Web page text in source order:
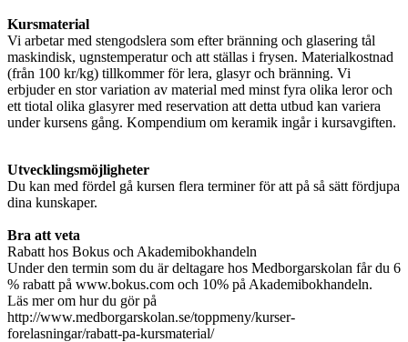
Kursmaterial
Vi arbetar med stengodslera som efter bränning och glasering tål
maskindisk, ugnstemperatur och att ställas i frysen. Materialkostnad
(från 100 kr/kg) tillkommer för lera, glasyr och bränning. Vi
erbjuder en stor variation av material med minst fyra olika leror och
ett tiotal olika glasyrer med reservation att detta utbud kan variera
under kursens gång. Kompendium om keramik ingår i kursavgiften.
Utvecklingsmöjligheter
Du kan med fördel gå kursen flera terminer för att på så sätt fördjupa
dina kunskaper.
Bra att veta
Rabatt hos Bokus och Akademibokhandeln
Under den termin som du är deltagare hos Medborgarskolan får du 6
% rabatt på www.bokus.com och 10% på Akademibokhandeln.
Läs mer om hur du gör på
http://www.medborgarskolan.se/toppmeny/kurser-
forelasningar/rabatt-pa-kursmaterial/